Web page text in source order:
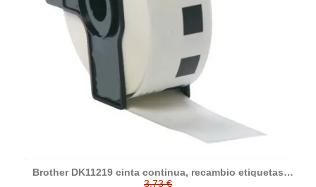
Brother DK11219 cinta continua, recambio etiquetas
compatible 12 mm a Brother
3,73 €